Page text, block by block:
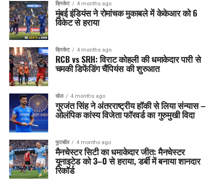
क्रिकेट 4 months ago
मुंबई इंडियंस ने रोमांचक मुकाबले में केकेआर को 6
विकेट से हराया
क्रिकेट 4 months ago
RCB vs SRH: विराट कोहली की धमाकेदार पारी से
चमकी डिफेंडिंग चैंपियंस की शुरुआत
खेल 4 months ago
गुरजंत सिंह ने अंतरराष्ट्रीय हॉकी से लिया संन्यास –
ओलंपिक कांस्य विजेता फॉरवर्ड का गुरुमुखी विदा
फुटबॉल 4 months ago
मैनचेस्टर सिटी का धमाकेदार जीत: मैनचेस्टर
यूनाइटेड को 3–0 से हराया, डर्बी में बनाया शानदार
रिकॉर्ड